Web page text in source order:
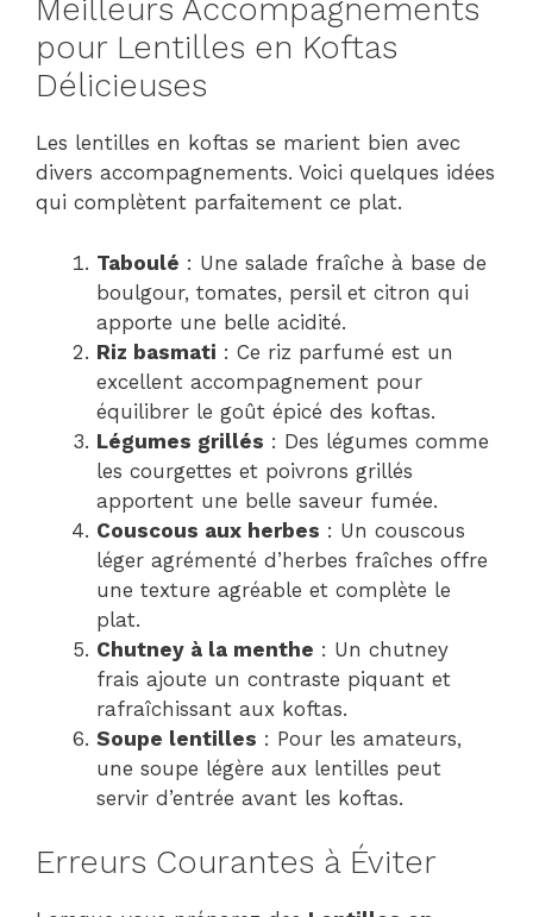
Meilleurs Accompagnements
pour Lentilles en Koftas
Délicieuses
Les lentilles en koftas se marient bien avec
divers accompagnements. Voici quelques idées
qui complètent parfaitement ce plat.
Taboulé : Une salade fraîche à base de
boulgour, tomates, persil et citron qui
apporte une belle acidité.
Riz basmati : Ce riz parfumé est un
excellent accompagnement pour
équilibrer le goût épicé des koftas.
Légumes grillés : Des légumes comme
les courgettes et poivrons grillés
apportent une belle saveur fumée.
Couscous aux herbes : Un couscous
léger agrémenté d’herbes fraîches offre
une texture agréable et complète le
plat.
Chutney à la menthe : Un chutney
frais ajoute un contraste piquant et
rafraîchissant aux koftas.
Soupe lentilles : Pour les amateurs,
une soupe légère aux lentilles peut
servir d’entrée avant les koftas.
Erreurs Courantes à Éviter